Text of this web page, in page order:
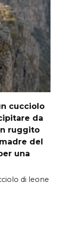
cucciolo
da
ruggito
del
una
di leone